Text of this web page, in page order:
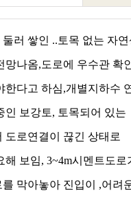
러 쌓인 ..토목 없는 자
나옴​,도로에 우수관 확
한다고 하심,개별지하수
인 보강토, 토목되어 있는
도로연결이 끊긴 상태로
보임, 3~4m시멘트도
막아놓아 진입이 ,어려